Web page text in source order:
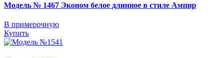
Модель № 1467 Эконом белое длинное в стиле Ампир
В примерочную
Купить